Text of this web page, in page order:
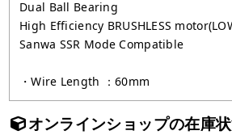
Dual Ball Bearing
High Efficiency BRUSHLESS
Sanwa SSR Mode Compatible
・Wire Length ：60mm
オンラインショップの在庫